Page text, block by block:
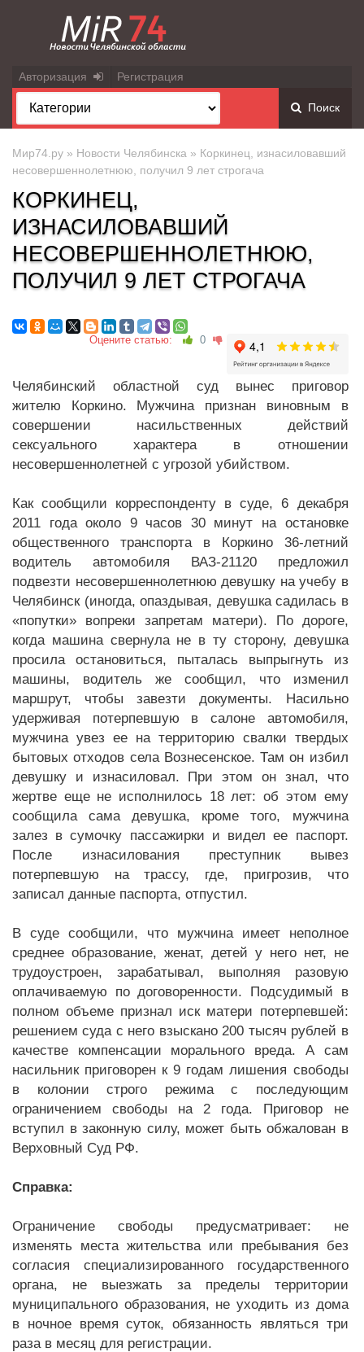
Авторизация Регистрация
Поиск
Мир74.ру » Новости Челябинска » Коркинец, изнасиловавший
несовершеннолетнюю, получил 9 лет строгача
КОРКИНЕЦ,
ИЗНАСИЛОВАВШИЙ
НЕСОВЕРШЕННОЛЕТНЮЮ,
ПОЛУЧИЛ 9 ЛЕТ СТРОГАЧА
Оцените статью: 0
Челябинский областной суд вынес приговор
жителю Коркино. Мужчина признан виновным в
совершении насильственных действий
сексуального характера в отношении
несовершеннолетней с угрозой убийством.
Как сообщили корреспонденту в суде, 6 декабря
2011 года около 9 часов 30 минут на остановке
общественного транспорта в Коркино 36-летний
водитель автомобиля ВАЗ-21120 предложил
подвезти несовершеннолетнюю девушку на учебу в
Челябинск (иногда, опаздывая, девушка садилась в
«попутки» вопреки запретам матери). По дороге,
когда машина свернула не в ту сторону, девушка
просила остановиться, пыталась выпрыгнуть из
машины, водитель же сообщил, что изменил
маршрут, чтобы завезти документы. Насильно
удерживая потерпевшую в салоне автомобиля,
мужчина увез ее на территорию свалки твердых
бытовых отходов села Вознесенское. Там он избил
девушку и изнасиловал. При этом он знал, что
жертве еще не исполнилось 18 лет: об этом ему
сообщила сама девушка, кроме того, мужчина
залез в сумочку пассажирки и видел ее паспорт.
После изнасилования преступник вывез
потерпевшую на трассу, где, пригрозив, что
записал данные паспорта, отпустил.
В суде сообщили, что мужчина имеет неполное
среднее образование, женат, детей у него нет, не
трудоустроен, зарабатывал, выполняя разовую
оплачиваемую по договоренности. Подсудимый в
полном объеме признал иск матери потерпевшей:
решением суда с него взыскано 200 тысяч рублей в
качестве компенсации морального вреда. А сам
насильник приговорен к 9 годам лишения свободы
в колонии строго режима с последующим
ограничением свободы на 2 года. Приговор не
вступил в законную силу, может быть обжалован в
Верховный Суд РФ.
Справка:
Ограничение свободы предусматривает: не
изменять места жительства или пребывания без
согласия специализированного государственного
органа, не выезжать за пределы территории
муниципального образования, не уходить из дома
в ночное время суток, обязанность являться три
раза в месяц для регистрации.